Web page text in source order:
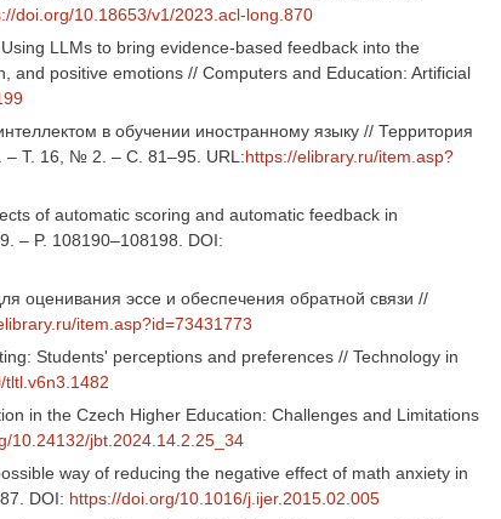
doi.org/10.18653/v1/2023.acl-long.870
LLMs to bring evidence-based feedback into the
and positive emotions // Computers and Education: Artificial
в обучении иностранному языку // Территория
– Т. 16, № 2. – С. 81–95. URL:https://elibrary.ru/item.asp?
of automatic scoring and automatic feedback in
– P. 108190–108198. DOI:
оценивания эссе и обеспечения обратной связи //
item.asp?id=73431773
Students' perceptions and preferences // Technology in
tltl.v6n3.1482
in the Czech Higher Education: Challenges and Limitations
10.24132/jbt.2024.14.2.25_34
way of reducing the negative effect of math anxiety in
DOI: https://doi.org/10.1016/j.ijer.2015.02.005